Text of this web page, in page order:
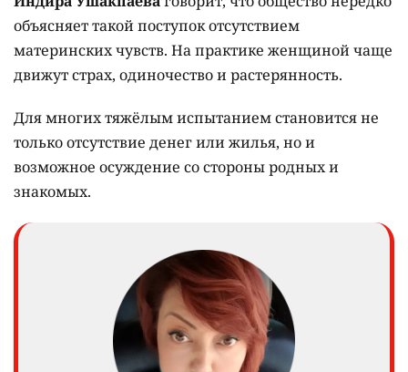
объясняет такой поступок отсутствием
материнских чувств. На практике женщиной чаще
движут страх, одиночество и растерянность.
Для многих тяжёлым испытанием становится не
только отсутствие денег или жилья, но и
возможное осуждение со стороны родных и
знакомых.